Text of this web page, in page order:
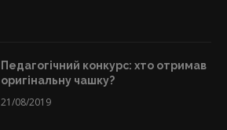
Педагогічний конкурс: хто отримав
оригінальну чашку?
21/08/2019